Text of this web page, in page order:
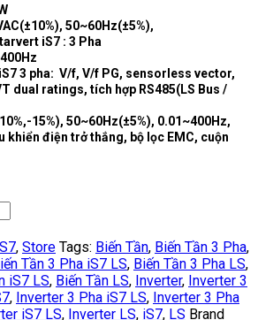
50~60Hz(±5%),
iS7 : 3 Pha
3 pha: V/f, V/f PG, sensorless vector,
dual ratings, tích hợp RS485(LS Bus /
15%), 50~60Hz(±5%), 0.01~400Hz,
điện trở thắng, bộ lọc EMC, cuộn
, Store Tags: Biến Tần, Biến Tần 3 Pha,
Tần 3 Pha iS7 LS, Biến Tần 3 Pha LS,
iS7 LS, Biến Tần LS, Inverter, Inverter 3
, Inverter 3 Pha iS7 LS, Inverter 3 Pha
iS7 LS, Inverter LS, iS7, LS Brand